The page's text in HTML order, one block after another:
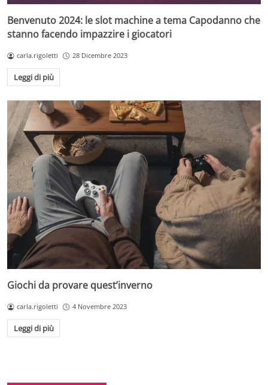
Benvenuto 2024: le slot machine a tema Capodanno che
stanno facendo impazzire i giocatori
carla.rigoletti 28 Dicembre 2023
Leggi di più
Giochi da provare quest’inverno
carla.rigoletti 4 Novembre 2023
Leggi di più